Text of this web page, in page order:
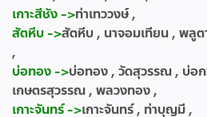
เกาะสีชัง ->ท่าเทววงษ์ ,
สัตหีบ ->สัตหีบ , นาจอมเทียน , พลูต
,
บ่อทอง ->บ่อทอง , วัดสุวรรณ , บ่อ
เกษตรสุวรรณ , พลวงทอง ,
เกาะจันทร์ ->เกาะจันทร์ , ท่าบุญมี ,